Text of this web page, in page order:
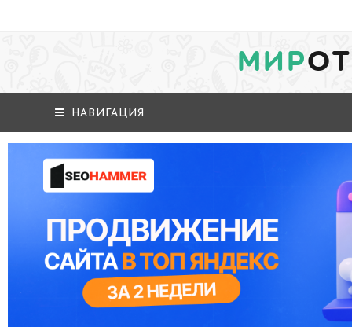
МИР
НАВИГАЦИЯ